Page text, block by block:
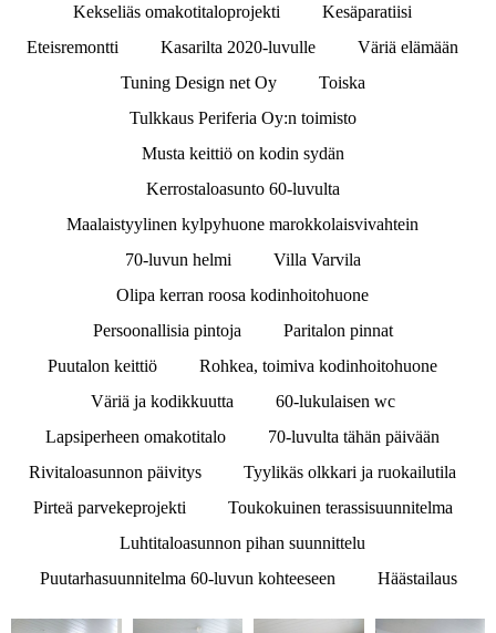
Kekseliäs omakotitaloprojekti
Kesäparatiisi
Eteisremontti
Kasarilta 2020-luvulle
Väriä elämään
Tuning Design net Oy
Toiska
Tulkkaus Periferia Oy:n toimisto
Musta keittiö on kodin sydän
Kerrostaloasunto 60-luvulta
Maalaistyylinen kylpyhuone marokkolaisvivahtein
70-luvun helmi
Villa Varvila
Olipa kerran roosa kodinhoitohuone
Persoonallisia pintoja
Paritalon pinnat
Puutalon keittiö
Rohkea, toimiva kodinhoitohuone
Väriä ja kodikkuutta
60-lukulaisen wc
Lapsiperheen omakotitalo
70-luvulta tähän päivään
Rivitaloasunnon päivitys
Tyylikäs olkkari ja ruokailutila
Pirteä parvekeprojekti
Toukokuinen terassisuunnitelma
Luhtitaloasunnon pihan suunnittelu
Puutarhasuunnitelma 60-luvun kohteeseen
Häästailaus